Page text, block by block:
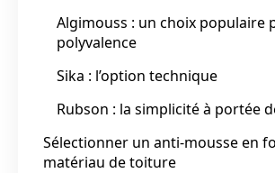
Algimouss : un choix populaire
polyvalence
Sika : l’option technique
Rubson : la simplicité à portée
Sélectionner un anti-mousse en
matériau de toiture